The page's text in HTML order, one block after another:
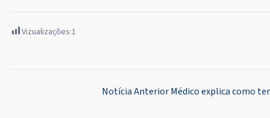
Vizualizações:1
Notícia AnteriorMédico explica como